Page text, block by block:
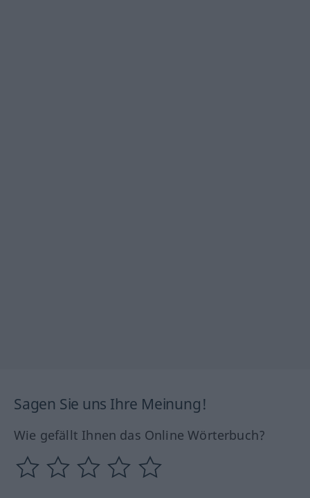
Sagen Sie uns Ihre Meinung!
Wie gefällt Ihnen das Online Wörterbuch?